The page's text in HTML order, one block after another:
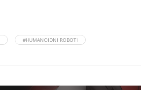
#HUMANOIDNI ROBOTI